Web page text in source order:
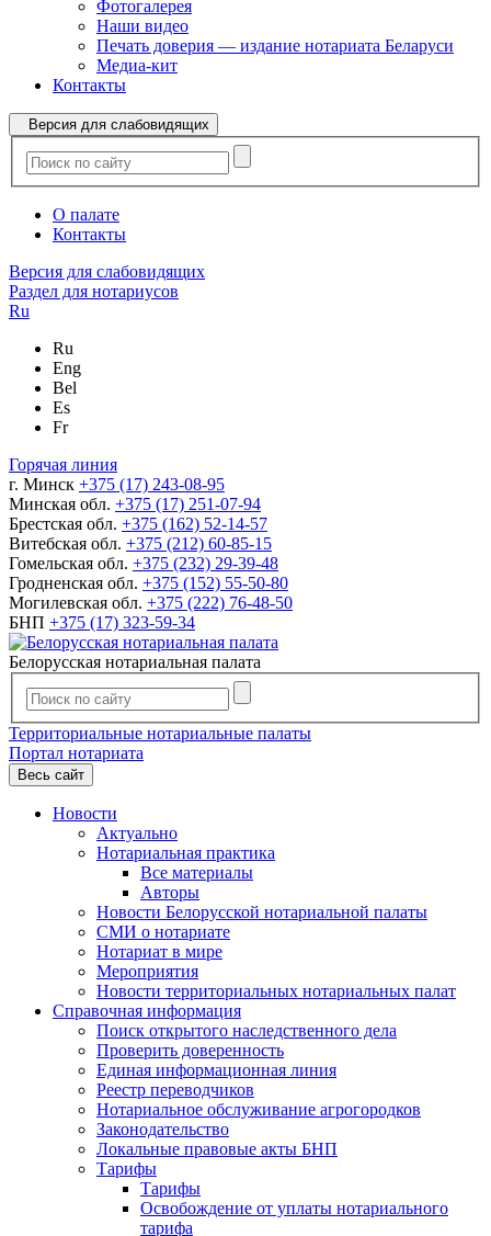
Фотогалерея
Наши видео
Печать доверия — издание нотариата Беларуси
Медиа-кит
Контакты
Версия для слабовидящих
О палате
Контакты
Версия для слабовидящих
Раздел для нотариусов
Ru
Ru
Eng
Bel
Es
Fr
Горячая линия
г. Минск +375 (17) 243-08-95
Минская обл. +375 (17) 251-07-94
Брестская обл. +375 (162) 52-14-57
Витебская обл. +375 (212) 60-85-15
Гомельская обл. +375 (232) 29-39-48
Гродненская обл. +375 (152) 55-50-80
Могилевская обл. +375 (222) 76-48-50
БНП +375 (17) 323-59-34
Белорусская нотариальная палата
Территориальные нотариальные палаты
Портал нотариата
Весь сайт
Новости
Актуально
Нотариальная практика
Все материалы
Авторы
Новости Белорусской нотариальной палаты
СМИ о нотариате
Нотариат в мире
Мероприятия
Новости территориальных нотариальных палат
Справочная информация
Поиск открытого наследственного дела
Проверить доверенность
Единая информационная линия
Реестр переводчиков
Нотариальное обслуживание агрогородков
Законодательство
Локальные правовые акты БНП
Тарифы
Тарифы
Освобождение от уплаты нотариального
тарифа